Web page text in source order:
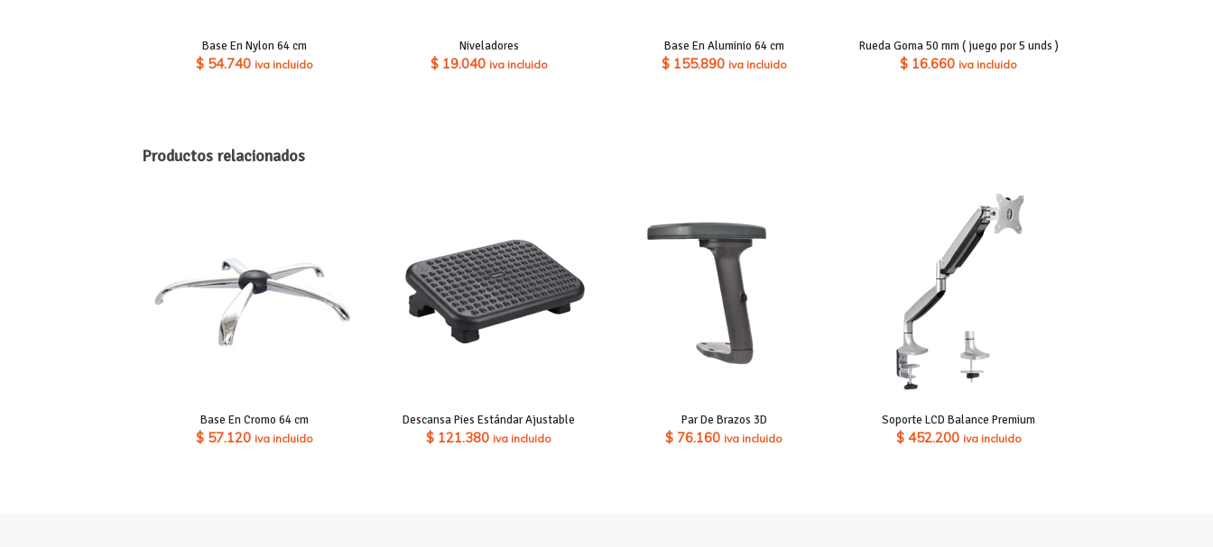
Base En Nylon 64 cm
$54.740 iva incluido
Niveladores
$19.040 iva incluido
Base En Aluminio 64 cm
$155.890 iva incluido
Rueda Goma 50 mm ( juego por 5 unds )
$ 16.660 iva incluido
Productos relacionados
Base En Cromo 64 cm
$57.120 iva incluido
Descansa Pies Estándar Ajustable
$ 121.380 iva incluido
Par De Brazos 3D
$ 76.160 iva incluido
Soporte LCD Balance Premium
$452.200 iva incluido